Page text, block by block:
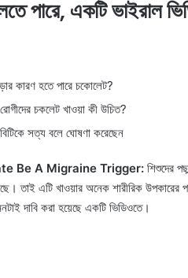
পারে, একটি ভাইরাল
কারণ হতে পারে চকোলেট?
চকলেট খাওয়া কী উচিত?
সত্য বলে ঘোষণা করেছেন
Be A Migraine Trigger: শিশুদের
তাই এটি খাওয়ার অনেক শারীরিক উপকারের
দাবি করা হয়েছে একটি ভিডিওতে।